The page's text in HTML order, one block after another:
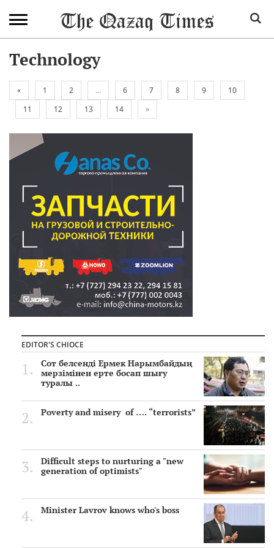
Technology
« 1 2 ... 6 7 8 9
10
11
12 13 14 »
EDITOR'S CHIOCE
Сот белсенді Ермек Нарымбайдың
мерзімінен ерте босап шығу
туралы ..
Poverty and misery of …. “terrorists”
Difficult steps to nurturing a "new
generation of optimists"
Minister Lavrov knows who's boss